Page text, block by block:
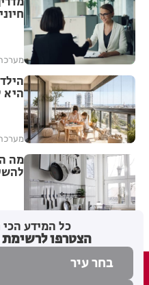
היא
מה
כל המידע
הצטרפו